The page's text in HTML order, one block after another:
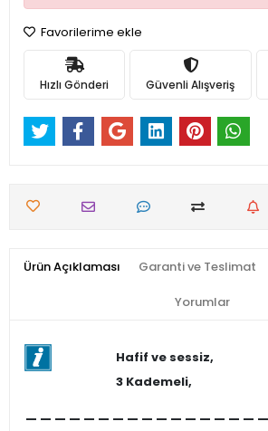
Favorilerime ekle
Hızlı Gönderi Güvenli Alışveriş
Ürün Açıklaması Garanti ve Teslimat
Yorumlar
Hafif ve sessiz,
3 Kademeli,